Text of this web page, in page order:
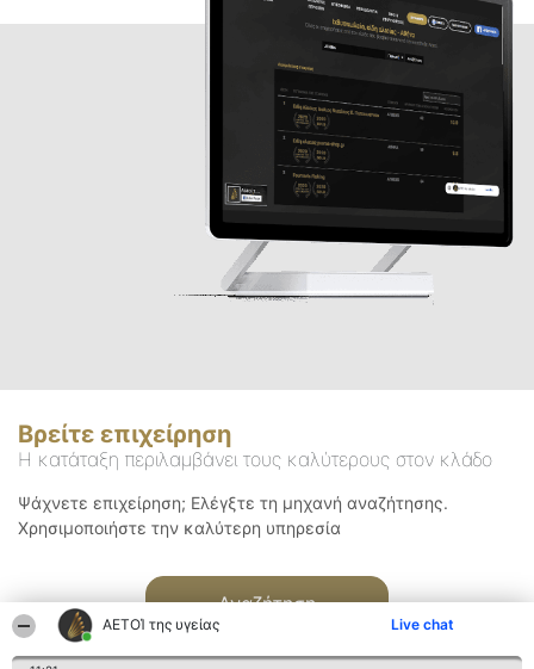
ΑΕΤΟΊ της υγείας Live chat
Βρείτε επιχείρηση
Η κατάταξη περιλαμβάνει τους καλύτερους στον κλάδο
Ψάχνετε επιχείρηση; Ελέγξτε τη μηχανή αναζήτησης.
Χρησιμοποιήστε την καλύτερη υπηρεσία
Αναζήτηση